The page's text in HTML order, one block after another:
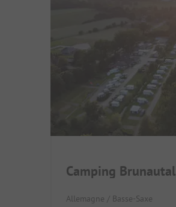
Camping Brunautal
Allemagne / Basse-Saxe